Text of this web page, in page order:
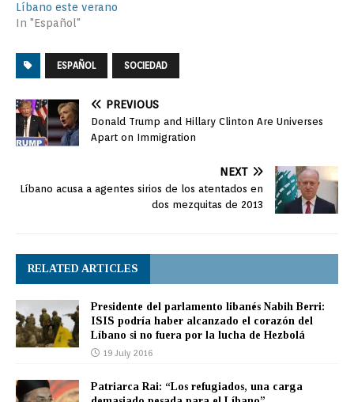
Líbano este verano
In "Español"
ESPAÑOL SOCIEDAD
PREVIOUS
Donald Trump and Hillary Clinton Are Universes
Apart on Immigration
NEXT
Líbano acusa a agentes sirios de los atentados en
dos mezquitas de 2013
RELATED ARTICLES
Presidente del parlamento libanés Nabih Berri:
ISIS podría haber alcanzado el corazón del
Líbano si no fuera por la lucha de Hezbolá
19 July 2016
Patriarca Rai: “Los refugiados, una carga